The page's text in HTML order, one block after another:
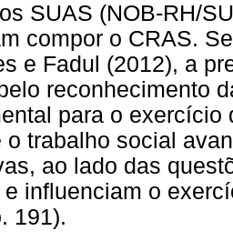
SUAS (NOB-RH/
compor o CRAS.
e Fadul (2012), a
reconhecimento
para o exercício
o trabalho social
ao lado das
e influenciam o
191).